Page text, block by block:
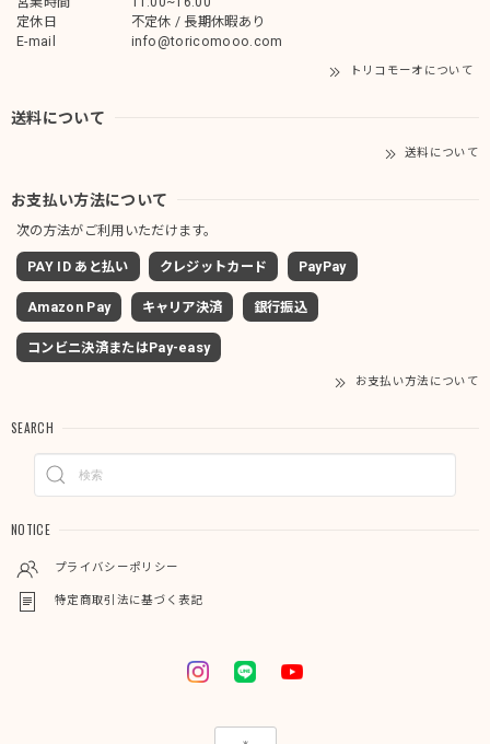
定休日
不定休 / 長期休暇あり
E-mail
info@toricomooo.com
トリコモーオについて
送料について
送料について
お支払い方法について
次の方法がご利用いただけます。
PAY ID あと払い クレジットカード PayPay
Amazon Pay キャリア決済 銀行振込
コンビニ決済またはPay-easy
お支払い方法について
SEARCH
NOTICE
プライバシーポリシー
特定商取引法に基づく表記